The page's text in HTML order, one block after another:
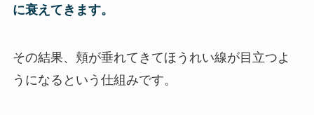
に衰えてきます。
その結果、頬が垂れてきてほうれい線が目立つよ
うになるという仕組みです。